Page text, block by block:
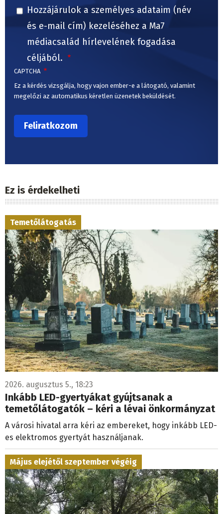
Hozzájárulok a személyes adataim (név
és e-mail cím) kezeléséhez a Ma7
médiacsalád hírlevelének fogadása
céljából.
CAPTCHA
Ez a kérdés vizsgálja, hogy vajon ember-e a látogató, valamint
megelőzi az automatikus kéretlen üzenetek beküldését.
Ez is érdekelheti
Temetőlátogatás
2026. augusztus 5., 18:23
Inkább LED-gyertyákat gyújtsanak a
temetőlátogatók – kéri a lévai önkormányzat
A városi hivatal arra kéri az embereket, hogy inkább LED-
es elektromos gyertyát használjanak.
Május elejétől szeptember végéig